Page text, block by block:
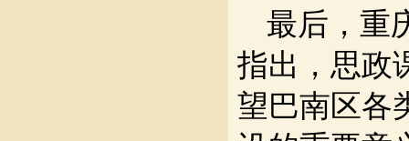
最后，重
指出，思政
望巴南区各